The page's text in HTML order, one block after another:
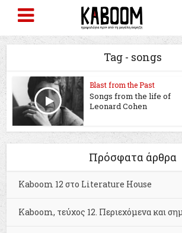
Tag - songs
Blast from the Past
Songs from the life of
Leonard Cohen
Πρόσφατα άρθρα
Kaboom 12 στο Literature House
Kaboom, τεύχος 12. Περιεχόμενα και